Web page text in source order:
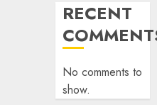
RECENT
No comments to
show.